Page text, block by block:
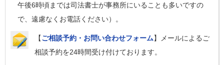
午後6時頃までは司法書士が事務所にいることも多いですの
で、遠慮なくお電話ください）。
【ご相談予約・お問い合わせフォーム】メールによるご
相談予約を24時間受け付けております。